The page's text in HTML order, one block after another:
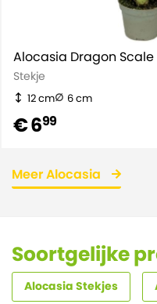
Alocasia Dragon Scale
Stekje
12 cm 6 cm
€ 699
Meer Alocasia
Soortgelijke
Alocasia Stekjes